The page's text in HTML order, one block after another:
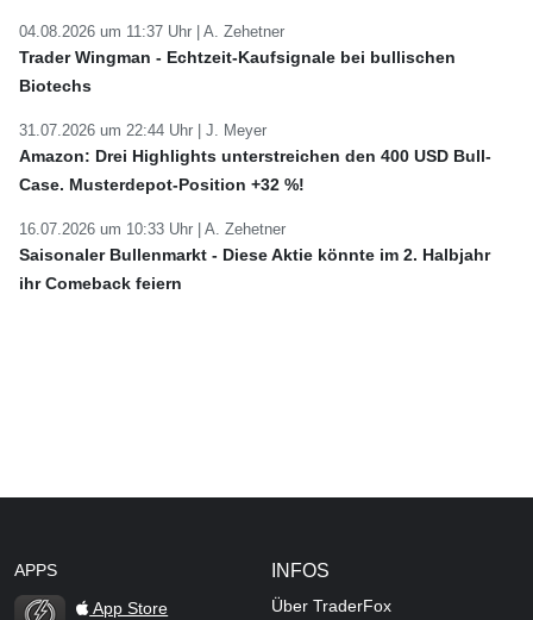
04.08.2026 um 11:37 Uhr | A. Zehetner
Trader Wingman - Echtzeit-Kaufsignale bei bullischen
Biotechs
31.07.2026 um 22:44 Uhr | J. Meyer
Amazon: Drei Highlights unterstreichen den 400 USD Bull-
Case. Musterdepot-Position +32 %!
16.07.2026 um 10:33 Uhr | A. Zehetner
Saisonaler Bullenmarkt - Diese Aktie könnte im 2. Halbjahr
ihr Comeback feiern
APPS
App Store
INFOS
Über TraderFox